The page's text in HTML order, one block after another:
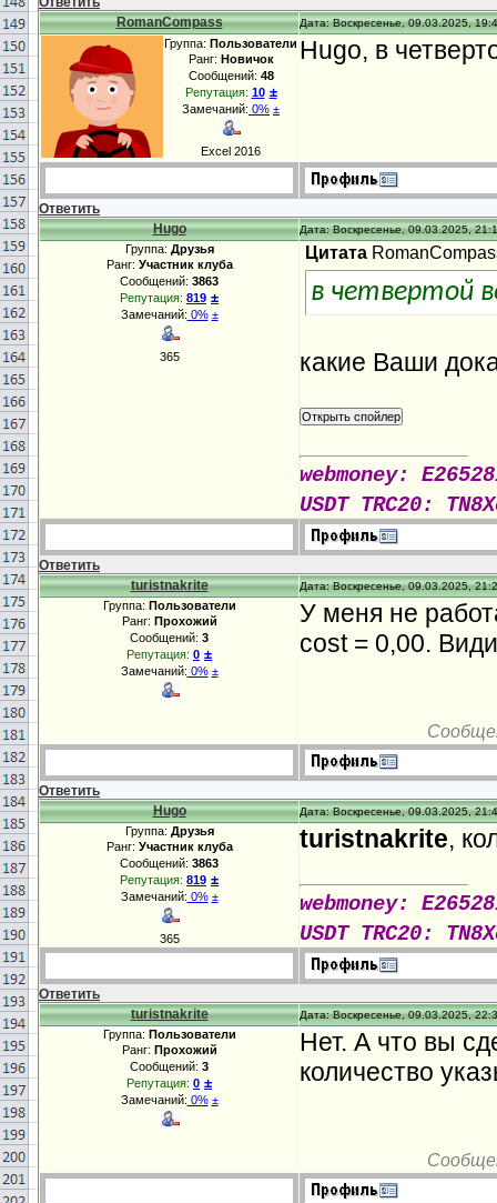
RomanCompass
Дата: Воскресенье, 09.03.2025,
Группа: Пользователи
Ранг: Новичок
Сообщений: 48
Репутация: 10 ±
Замечаний: 0% ±
Excel 2016
Hugo, в
Ответить
Hugo
Дата: Воскресенье, 09.03.2025,
Группа: Друзья
Ранг: Участник клуба
Сообщений: 3863
Репутация: 819 ±
Замечаний: 0% ±
365
Цитата
в четвертой
какие Ваши
webmoney:
USDT TRC20:
Ответить
turistnakrite
Дата: Воскресенье, 09.03.2025,
Группа: Пользователи
Ранг: Прохожий
Сообщений: 3
Репутация: 0 ±
Замечаний: 0% ±
У меня не
cost = 0,00.
Ответить
Hugo
Дата: Воскресенье, 09.03.2025,
Группа: Друзья
Ранг: Участник клуба
Сообщений: 3863
Репутация: 819 ±
Замечаний: 0% ±
365
turistnakrite,
webmoney:
USDT TRC20:
Ответить
turistnakrite
Дата: Воскресенье, 09.03.2025,
Группа: Пользователи
Ранг: Прохожий
Сообщений: 3
Репутация: 0 ±
Замечаний: 0% ±
Нет. А что вы
количество